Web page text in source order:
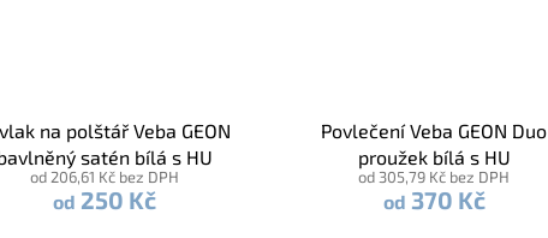
na polštář Veba GEON
satén bílá s HU
od 206,61 Kč bez DPH
od 250 Kč
Povlečení Veba GEON Duo
proužek bílá s HU
od 305,79 Kč bez DPH
od 370 Kč